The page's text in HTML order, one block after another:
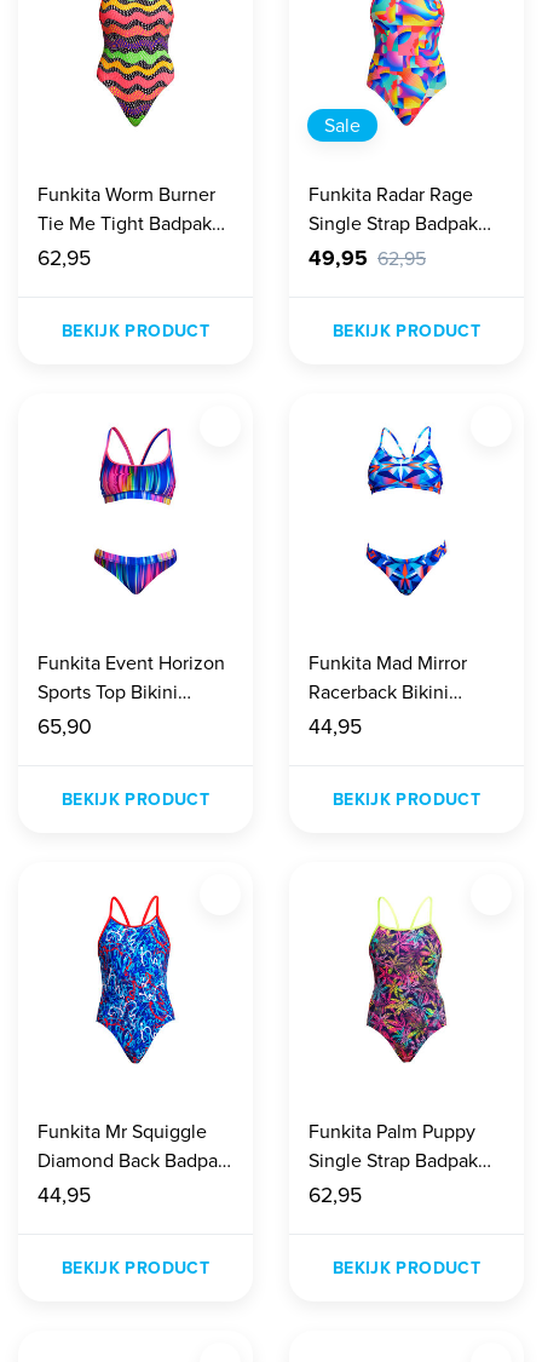
Funkita Worm Burner
Tie Me Tight Badpak
Dames
62,95
BEKIJK PRODUCT
Sale
Funkita Radar Rage
Single Strap Badpak
Dames
49,95 62,95
BEKIJK PRODUCT
Funkita Event Horizon
Sports Top Bikini
Dames
65,90
BEKIJK PRODUCT
Funkita Mad Mirror
Racerback Bikini
Meisjes
44,95
BEKIJK PRODUCT
Funkita Mr Squiggle
Diamond Back Badpak
Meisjes
44,95
BEKIJK PRODUCT
Funkita Palm Puppy
Single Strap Badpak
Dames
62,95
BEKIJK PRODUCT